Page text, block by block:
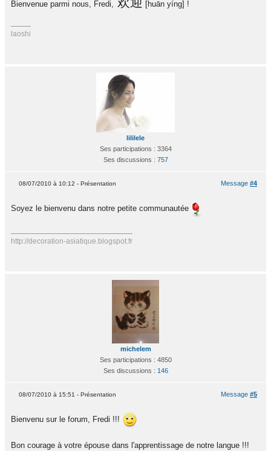
Bienvenue parmi nous, Fredi, [huān yíng] !
laoshi
lililele
Ses participations : 3364
Ses discussions : 757
Message #4
08/07/2010 à 10:12 - Présentation
Soyez le bienvenu dans notre petite communautée
http://decoration-asiatique.blogspot.fr
michelem
Ses participations : 4850
Ses discussions : 146
Message #5
08/07/2010 à 15:51 - Présentation
Bienvenu sur le forum, Fredi !!!
Bon courage à votre épouse dans l'apprentissage de notre langue !!!